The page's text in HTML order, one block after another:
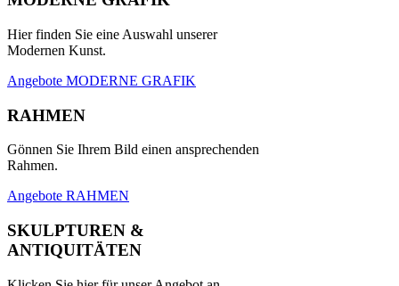
Hier finden Sie eine Auswahl unserer
Modernen Kunst.
Angebote MODERNE GRAFIK
RAHMEN
Gönnen Sie Ihrem Bild einen ansprechenden
Rahmen.
Angebote RAHMEN
SKULPTUREN &
ANTIQUITÄTEN